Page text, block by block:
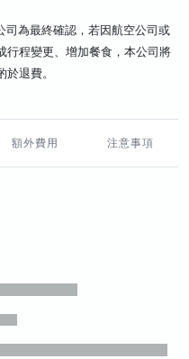
為最終確認，若因航空公司或
行程變更、增加餐食，本公司將
退費。
額外費用 注意事項